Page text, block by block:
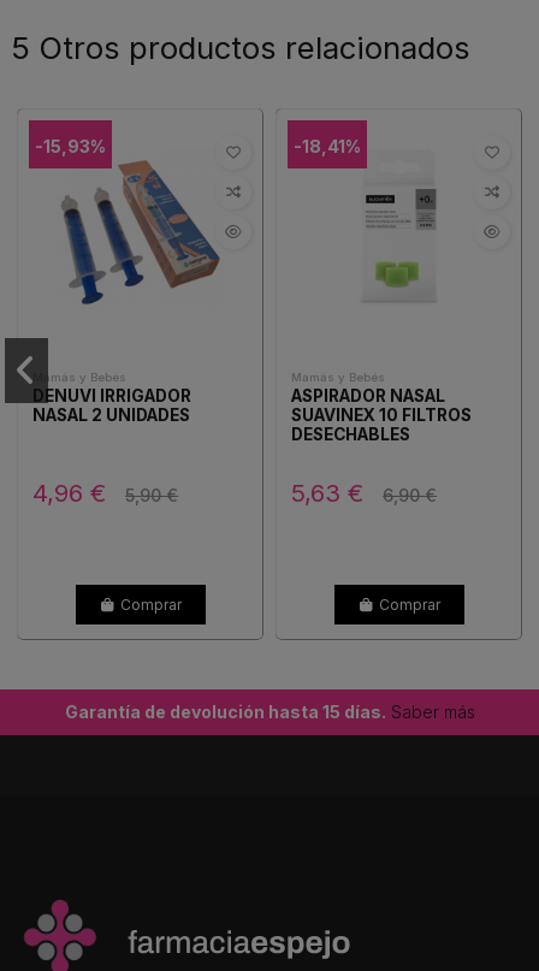
5 Otros productos relacionados
-15,93%
Mamás y Bebés
DENUVI IRRIGADOR
NASAL 2 UNIDADES
4,96 € 5,90 €
Comprar
-18,41%
Mamás y Bebés
ASPIRADOR NASAL
SUAVINEX 10 FILTROS
DESECHABLES
5,63 € 6,90 €
Comprar
Garantía de devolución hasta 15 días. Saber más